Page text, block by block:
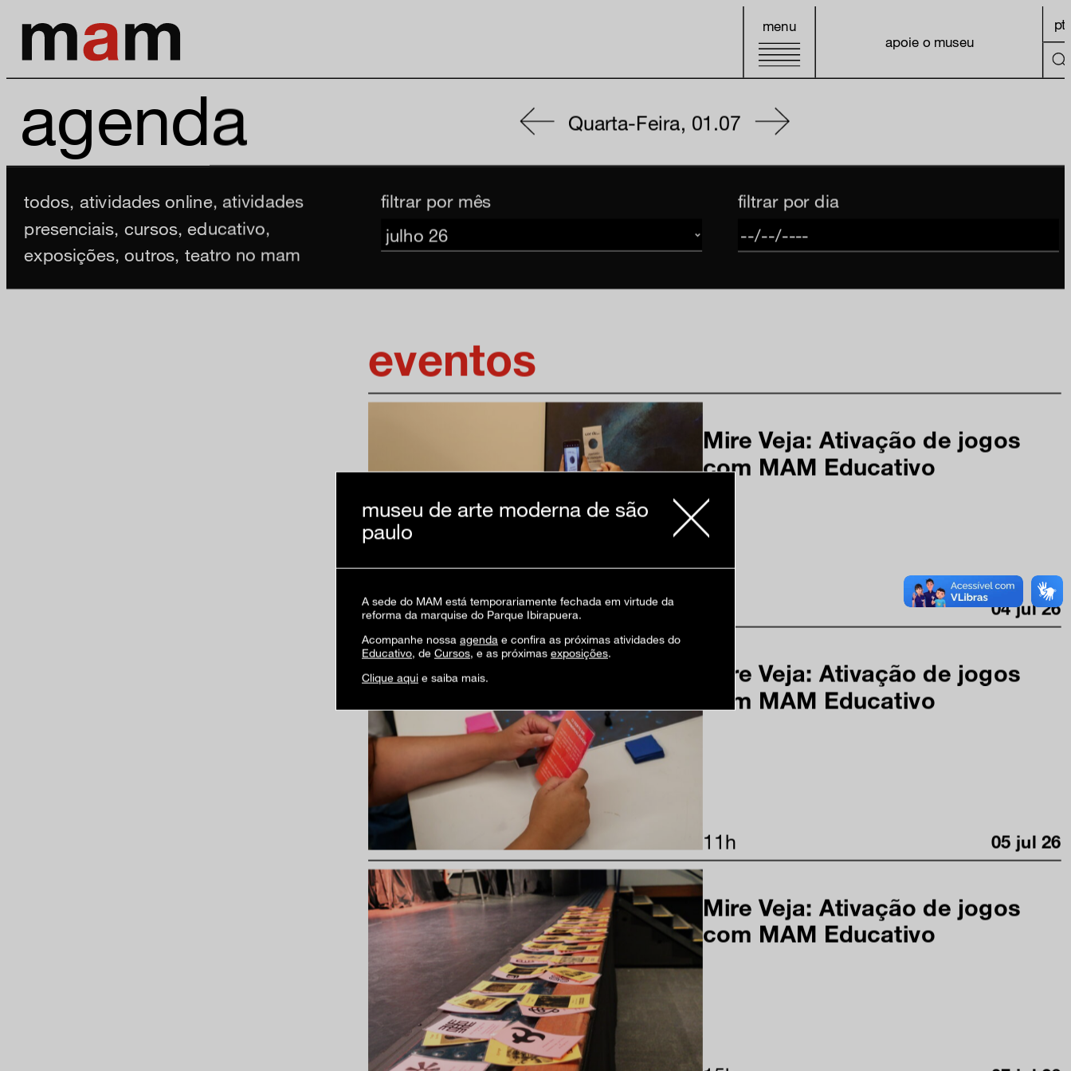
menu
apoie o museu
pt
agenda Quarta-Feira, 01.07
todos, atividades online, atividades
presenciais, cursos,educativo,
exposições,outros, teatro no mam
filtrar por mês filtrar por dia
eventos
Mire Veja: Ativação de jogos
com MAM Educativo
04 jul 26
Mire Veja: Ativação de jogos
com MAM Educativo
11h 05 jul 26
Mire Veja: Ativação de jogos
com MAM Educativo
google arts & culture
inscreva-se na nossa newsletter
sobre o mam
imprensa
transparência
contato
trabalhe conosco
política de privacidade e termos de uso
museu de arte moderna de são
paulo
A sede do MAM está temporariamente fechada em virtude da
reforma da marquise do Parque Ibirapuera.
Acompanhe nossa agenda e confira as próximas atividades do
Educativo, de Cursos, e as próximas exposições.
Clique aqui e saiba mais.